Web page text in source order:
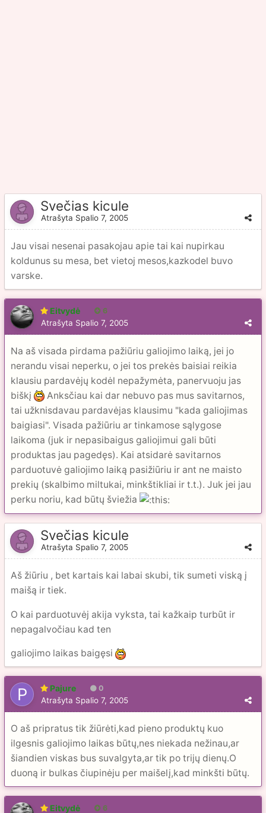
Svečias kicule
Atrašyta Spalio 7, 2005
Jau visai nesenai pasakojau apie tai kai nupirkau
koldunus su mesa, bet vietoj mesos,kazkodel buvo
varske.
Eitvydė 6
Atrašyta Spalio 7, 2005
Na aš visada pirdama pažiūriu galiojimo laiką, jei jo
nerandu visai neperku, o jei tos prekės baisiai reikia
klausiu pardavėjų kodėl nepažymėta, panervuoju jas
biškį
Anksčiau kai dar nebuvo pas mus savitarnos,
tai užknisdavau pardavėjas klausimu "kada galiojimas
baigiasi". Visada pažiūriu ar tinkamose sąlygose
laikoma (juk ir nepasibaigus galiojimui gali būti
produktas jau pagedęs). Kai atsidarė savitarnos
parduotuvė galiojimo laiką pasižiūriu ir ant ne maisto
prekių (skalbimo miltukai, minkštikliai ir t.t.). Juk jei jau
perku noriu, kad būtų šviežia
Svečias kicule
Atrašyta Spalio 7, 2005
Aš žiūriu , bet kartais kai labai skubi, tik sumeti viską į
maišą ir tiek.
O kai parduotuvėj akija vyksta, tai kažkaip turbūt ir
nepagalvočiau kad ten
galiojimo laikas baigęsi
Pajure 0
Atrašyta Spalio 7, 2005
O aš pripratus tik žiūrėti,kad pieno produktų kuo
ilgesnis galiojimo laikas būtų,nes niekada nežinau,ar
šiandien viskas bus suvalgyta,ar tik po trijų dienų.O
duoną ir bulkas čiupinėju per maišelį,kad minkšti būtų.
Eitvydė 6